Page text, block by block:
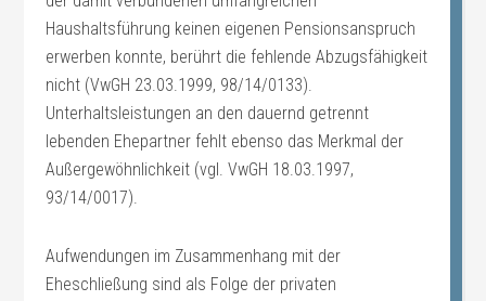
Haushaltsführung keinen eigenen Pensionsanspruch
erwerben konnte, berührt die fehlende Abzugsfähigkeit
nicht (VwGH 23.03.1999, 98/14/0133).
Unterhaltsleistungen an den dauernd getrennt
lebenden Ehepartner fehlt ebenso das Merkmal der
Außergewöhnlichkeit (vgl. VwGH 18.03.1997,
93/14/0017).
Aufwendungen im Zusammenhang mit der
Eheschließung sind als Folge der privaten